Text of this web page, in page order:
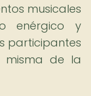
musicales
enérgico y
participantes
misma de la